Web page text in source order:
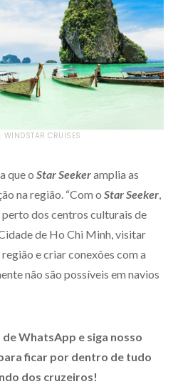
WINDSTAR CRUISES
que o Star Seekeramplia as
na região. “Com o Star Seeker,
dos centros culturais de
de Ho Chi Minh, visitar
e criar conexões com a
não são possíveis em navios
WhatsApp e siga nosso
ficar por dentro de tudo
dos cruzeiros!